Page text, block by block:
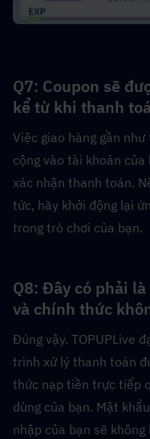
Q7: Coupon sẽ
kể từ khi thanh
Việc giao hàng gần
cộng vào tài khoản
xác nhận thanh toán.
tức, hãy khởi động lại
trong trò chơi của bạn.
Q8: Đây có phải
và chính thức
Đúng vậy. TOPUPLive
trình xử lý thanh toán
thức nạp tiền trực tiếp
dùng của bạn. Mật
nhập của bạn sẽ